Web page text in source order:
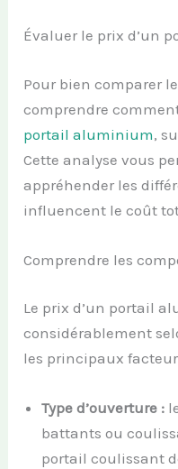
Évaluer le prix d’un
Pour bien comparer
comprendre
portail aluminium,
Cette analyse vous
appréhender les
influencent le coût
Comprendre les
Le prix d’un portail
considérablement
les principaux
Type d’ouverture :
battants ou
portail coulissant